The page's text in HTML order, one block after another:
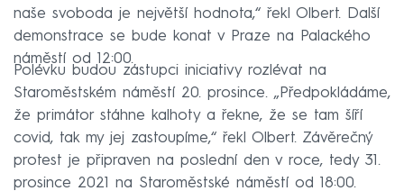
naše svoboda je největší hodnota,“ řekl Olbert. Další
demonstrace se bude konat v Praze na Palackého
náměstí od 12:00.
Polévku budou zástupci iniciativy rozlévat na
Staroměstském náměstí 20. prosince. „Předpokládáme,
že primátor stáhne kalhoty a řekne, že se tam šíří
covid, tak my jej zastoupíme,“ řekl Olbert. Závěrečný
protest je připraven na poslední den v roce, tedy 31.
prosince 2021 na Staroměstské náměstí od 18:00.